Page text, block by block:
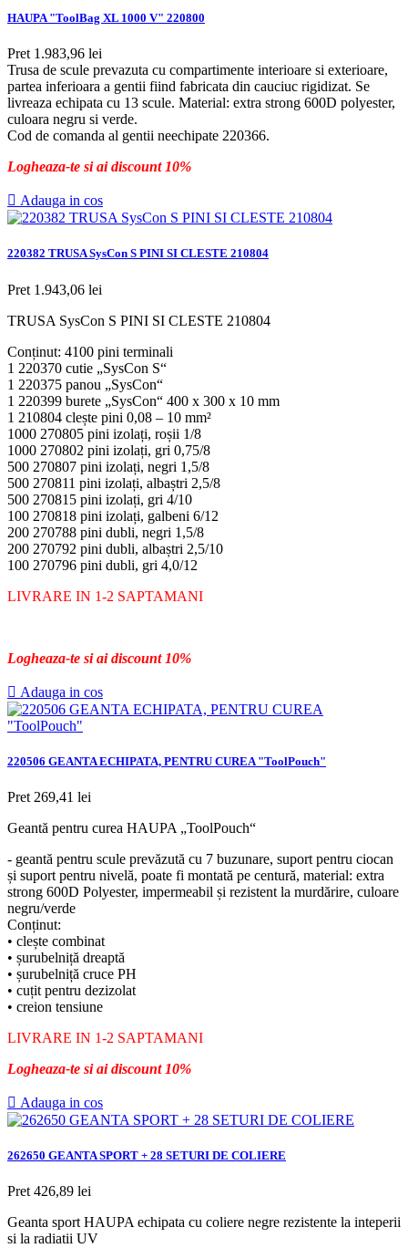
HAUPA "ToolBag XL 1000 V" 220800
Pret 1.983,96 lei
Trusa de scule prevazuta cu compartimente interioare si exterioare,
partea inferioara a gentii fiind fabricata din cauciuc rigidizat. Se
livreaza echipata cu 13 scule. Material: extra strong 600D polyester,
culoara negru si verde.
Cod de comanda al gentii neechipate 220366.
Logheaza-te si ai discount 10%
 Adauga in cos
220382 TRUSA SysCon S PINI SI CLESTE 210804
Pret 1.943,06 lei
TRUSA SysCon S PINI SI CLESTE 210804
Conținut: 4100 pini terminali
1 220370 cutie „SysCon S“
1 220375 panou „SysCon“
1 220399 burete „SysCon“ 400 x 300 x 10 mm
1 210804 clește pini 0,08 – 10 mm²
1000 270805 pini izolați, roșii 1/8
1000 270802 pini izolați, gri 0,75/8
500 270807 pini izolați, negri 1,5/8
500 270811 pini izolați, albaștri 2,5/8
500 270815 pini izolați, gri 4/10
100 270818 pini izolați, galbeni 6/12
200 270788 pini dubli, negri 1,5/8
200 270792 pini dubli, albaștri 2,5/10
100 270796 pini dubli, gri 4,0/12
LIVRARE IN 1-2 SAPTAMANI
Logheaza-te si ai discount 10%
 Adauga in cos
220506 GEANTA ECHIPATA, PENTRU CUREA "ToolPouch"
Pret 269,41 lei
Geantă pentru curea HAUPA „ToolPouch“
- geantă pentru scule prevăzută cu 7 buzunare, suport pentru ciocan
și suport pentru nivelă, poate fi montată pe centură, material: extra
strong 600D Polyester, impermeabil și rezistent la murdărire, culoare
negru/verde
Conținut:
• clește combinat
• șurubelniță dreaptă
• șurubelniță cruce PH
• cuțit pentru dezizolat
• creion tensiune
LIVRARE IN 1-2 SAPTAMANI
Logheaza-te si ai discount 10%
 Adauga in cos
262650 GEANTA SPORT + 28 SETURI DE COLIERE
Pret 426,89 lei
Geanta sport HAUPA echipata cu coliere negre rezistente la inteperii
si la radiatii UV